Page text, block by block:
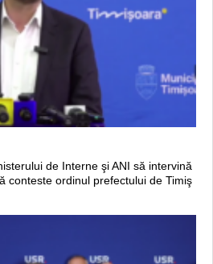
de Interne şi ANI să intervină
conteste ordinul prefectului de Timiş